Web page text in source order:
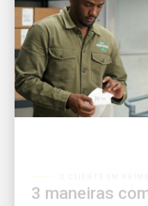
tornando os